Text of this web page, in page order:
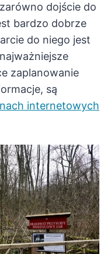
dojście do
bardzo dobrze
do niego jest
zaplanowanie
są
internetowych